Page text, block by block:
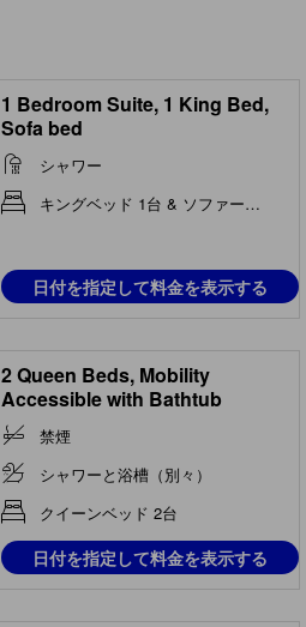
1 Bedroom Suite, 1 King Bed,
Sofa bed
シャワー
キングベッド 1台 & ソファーベッド 1台
日付を指定して料金を表示する
2 Queen Beds, Mobility
Accessible with Bathtub
禁煙
シャワーと浴槽（別々）
クイーンベッド 2台
日付を指定して料金を表示する